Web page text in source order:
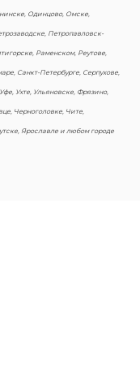
Одинцово, Омске,
Петропавловск-
Раменском, Реутове,
Санкт-Петербурге, Серпухове,
Ухте, Ульяновске, Фрязино,
Черноголовке, Чите,
Ярославле и любом городе